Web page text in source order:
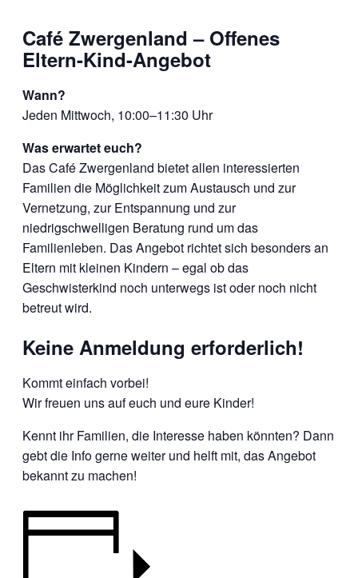
Café Zwergenland – Offenes
Eltern-Kind-Angebot
Wann?
Jeden Mittwoch, 10:00–11:30 Uhr
Was erwartet euch?
Das Café Zwergenland bietet allen interessierten
Familien die Möglichkeit zum Austausch und zur
Vernetzung, zur Entspannung und zur
niedrigschwelligen Beratung rund um das
Familienleben. Das Angebot richtet sich besonders an
Eltern mit kleinen Kindern – egal ob das
Geschwisterkind noch unterwegs ist oder noch nicht
betreut wird.
Keine Anmeldung erforderlich!
Kommt einfach vorbei!
Wir freuen uns auf euch und eure Kinder!
Kennt ihr Familien, die Interesse haben könnten? Dann
gebt die Info gerne weiter und helft mit, das Angebot
bekannt zu machen!